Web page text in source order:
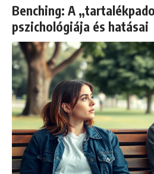
Benching: A
pszichológiája és hatásai